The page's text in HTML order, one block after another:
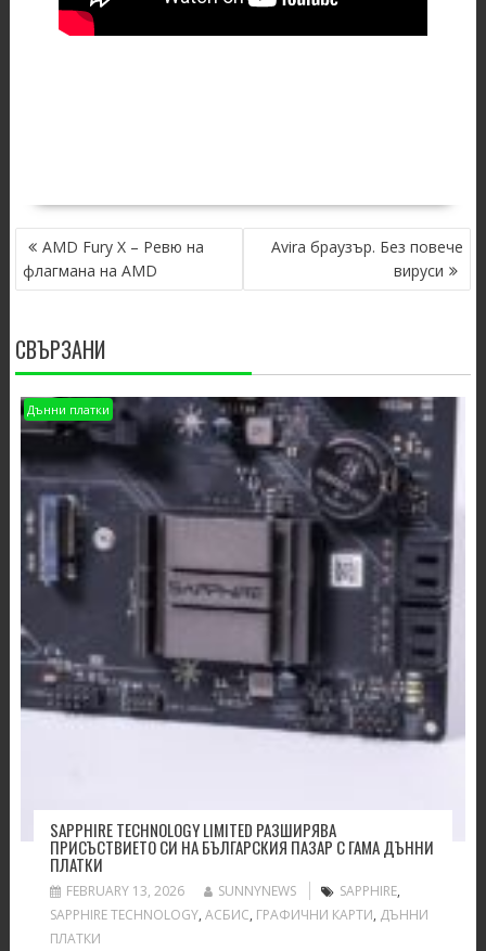
POST
NAVIGATION
AMD Fury X – Ревю на
флагмана на AMD
Avira браузър. Без повече
вируси
СВЪРЗАНИ
Дънни платки
SAPPHIRE TECHNOLOGY LIMITED РАЗШИРЯВА
ПРИСЪСТВИЕТО СИ НА БЪЛГАРСКИЯ ПАЗАР С ГАМА ДЪННИ
ПЛАТКИ
FEBRUARY 13, 2026 SUNNYNEWS SAPPHIRE,
SAPPHIRE TECHNOLOGY, АСБИС, ГРАФИЧНИ КАРТИ, ДЪННИ
ПЛАТКИ